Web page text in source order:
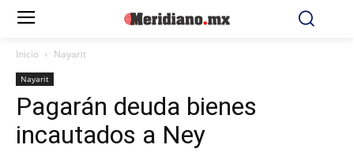
Inicio Nayarit
Nayarit
Pagarán deuda bienes
incautados a Ney